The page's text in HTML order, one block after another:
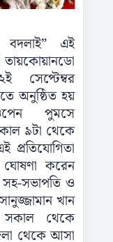
এই
তায়কোয়ানডো
সেপ্টেম্বর
অনুষ্ঠিত হয়
পুমসে
৯টা থেকে
প্রতিযোগিতা
ঘোষণা করেন
সহ-সভাপতি ও
খান
সকাল থেকে
থেকে আসা